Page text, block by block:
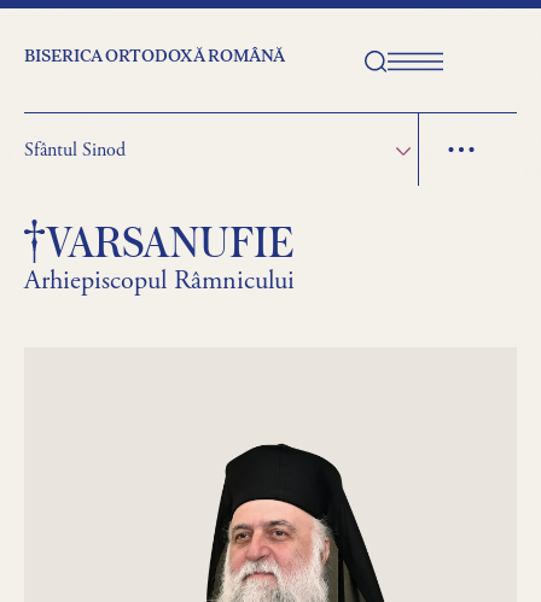
BISERICA ORTODOXĂ ROMÂNĂ
Sfântul Sinod
VARSANUFIE
Arhiepiscopul Râmnicului